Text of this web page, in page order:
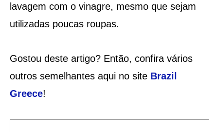
lavagem com o vinagre, mesmo que sejam
utilizadas poucas roupas.
Gostou deste artigo? Então, confira vários
outros semelhantes aqui no site Brazil
Greece!